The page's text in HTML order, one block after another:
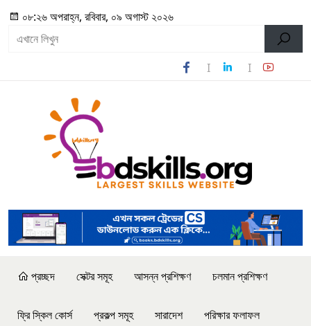
০৮:২৬ অপরাহ্ন, রবিবার, ০৯ অগাস্ট ২০২৬
প্রচ্ছদ সেক্টর সমূহ আসন্ন প্রশিক্ষণ চলমান প্রশিক্ষণ
ফ্রি স্কিল কোর্স প্রকল্প সমূহ সারাদেশ পরিক্ষার ফলাফল